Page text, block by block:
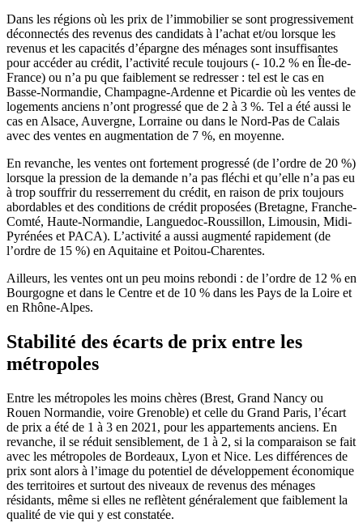
Dans les régions où les prix de l’immobilier se sont progressivement
déconnectés des revenus des candidats à l’achat et/ou lorsque les
revenus et les capacités d’épargne des ménages sont insuffisantes
pour accéder au crédit, l’activité recule toujours (- 10.2 % en Île-de-
France) ou n’a pu que faiblement se redresser : tel est le cas en
Basse-Normandie, Champagne-Ardenne et Picardie où les ventes de
logements anciens n’ont progressé que de 2 à 3 %. Tel a été aussi le
cas en Alsace, Auvergne, Lorraine ou dans le Nord-Pas de Calais
avec des ventes en augmentation de 7 %, en moyenne.
En revanche, les ventes ont fortement progressé (de l’ordre de 20 %)
lorsque la pression de la demande n’a pas fléchi et qu’elle n’a pas eu
à trop souffrir du resserrement du crédit, en raison de prix toujours
abordables et des conditions de crédit proposées (Bretagne, Franche-
Comté, Haute-Normandie, Languedoc-Roussillon, Limousin, Midi-
Pyrénées et PACA). L’activité a aussi augmenté rapidement (de
l’ordre de 15 %) en Aquitaine et Poitou-Charentes.
Ailleurs, les ventes ont un peu moins rebondi : de l’ordre de 12 % en
Bourgogne et dans le Centre et de 10 % dans les Pays de la Loire et
en Rhône-Alpes.
Stabilité des écarts de prix entre les
métropoles
Entre les métropoles les moins chères (Brest, Grand Nancy ou
Rouen Normandie, voire Grenoble) et celle du Grand Paris, l’écart
de prix a été de 1 à 3 en 2021, pour les appartements anciens. En
revanche, il se réduit sensiblement, de 1 à 2, si la comparaison se fait
avec les métropoles de Bordeaux, Lyon et Nice. Les différences de
prix sont alors à l’image du potentiel de développement économique
des territoires et surtout des niveaux de revenus des ménages
résidants, même si elles ne reflètent généralement que faiblement la
qualité de vie qui y est constatée.